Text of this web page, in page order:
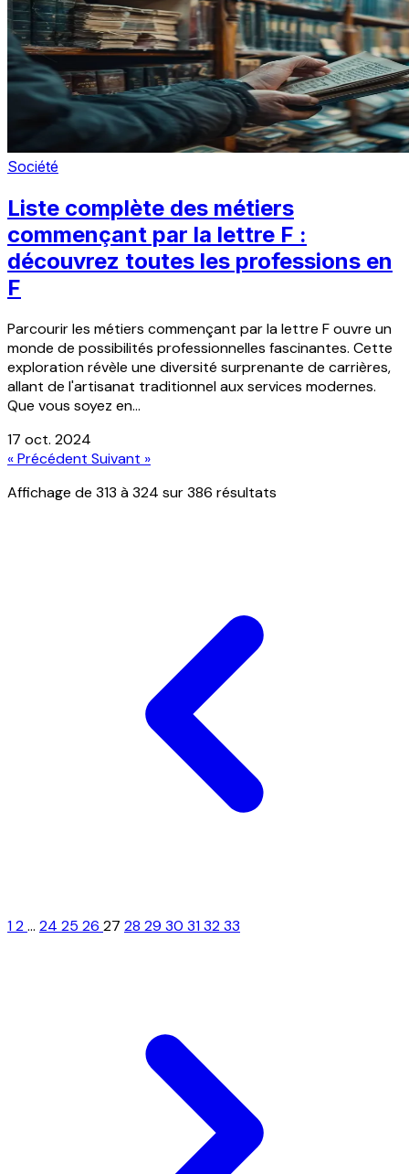
Société
Liste complète des métiers
commençant par la lettre F :
découvrez toutes les professions en
F
Parcourir les métiers commençant par la lettre F ouvre un
monde de possibilités professionnelles fascinantes. Cette
exploration révèle une diversité surprenante de carrières,
allant de l'artisanat traditionnel aux services modernes.
Que vous soyez en...
17 oct. 2024
« Précédent Suivant »
Affichage de 313 à324 sur386 résultats
12... 24 25 26 27 28 29 30 313233